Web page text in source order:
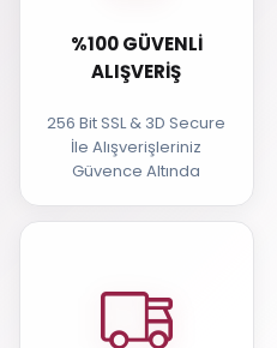
%100 GÜVENLI
ALIŞVERIŞ
256 Bit SSL & 3D Secure
İle Alışverişleriniz
Güvence Altında